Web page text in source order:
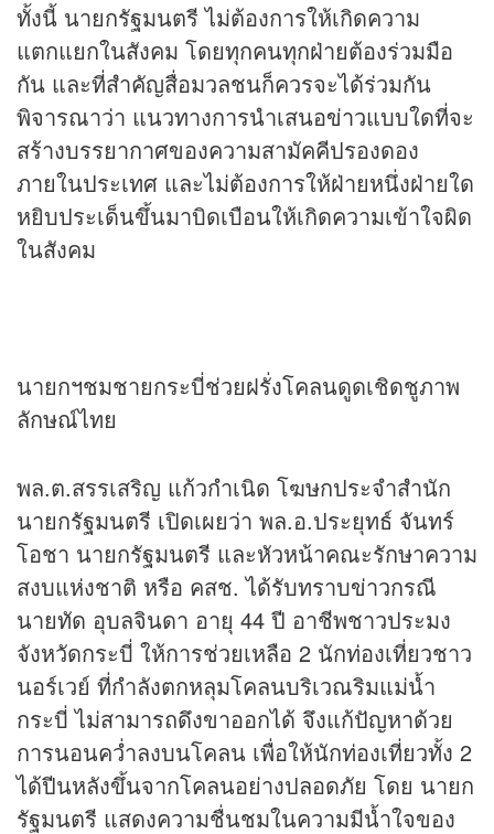
ทั้งนี้ นายกรัฐมนตรี ไม่ต้องการให้เกิดความ
แตกแยกในสังคม โดยทุกคนทุกฝ่ายต้องร่วมมือ
กัน และที่สำคัญสื่อมวลชนก็ควรจะได้ร่วมกัน
พิจารณาว่า แนวทางการนำเสนอข่าวแบบใดที่จะ
สร้างบรรยากาศของความสามัคคีปรองดอง
ภายในประเทศ และไม่ต้องการให้ฝ่ายหนึ่งฝ่ายใด
หยิบประเด็นขึ้นมาบิดเบือนให้เกิดความเข้าใจผิด
ในสังคม
นายกฯชมชายกระบี่ช่วยฝรั่งโคลนดูดเชิดชูภาพ
ลักษณ์ไทย
พล.ต.สรรเสริญ แก้วกำเนิด โฆษกประจำสำนัก
นายกรัฐมนตรี เปิดเผยว่า พล.อ.ประยุทธ์ จันทร์
โอชา นายกรัฐมนตรี และหัวหน้าคณะรักษาความ
สงบแห่งชาติ หรือ คสช. ได้รับทราบข่าวกรณี
นายทัด อุบลจินดา อายุ 44 ปี อาชีพชาวประมง
จังหวัดกระบี่ ให้การช่วยเหลือ 2 นักท่องเที่ยวชาว
นอร์เวย์ ที่กำลังตกหลุมโคลนบริเวณริมแม่น้ำ
กระบี่ ไม่สามารถดึงขาออกได้ จึงแก้ปัญหาด้วย
การนอนคว่ำลงบนโคลน เพื่อให้นักท่องเที่ยวทั้ง 2
ได้ปีนหลังขึ้นจากโคลนอย่างปลอดภัย โดย นายก
รัฐมนตรี แสดงความชื่นชมในความมีน้ำใจของ